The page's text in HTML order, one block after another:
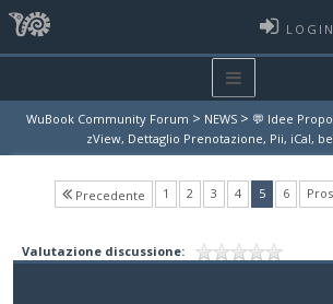
LOGIN
WuBook Community Forum > NEWS > 💬 Idee
zView, Dettaglio Prenotazione, Pii, iCal,
Precedente 1 2 3 4 5(current)
6
Valutazione discussione: